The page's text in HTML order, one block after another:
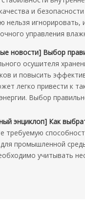
и
нельзя
управления
новости] Выбор правильного
осушителя
и повысить
легко привести к
Выбор
энциклоп] Как
требуемую
промышленной
учитывать